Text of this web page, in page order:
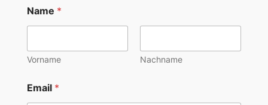
Name *
Vorname Nachname
Email *